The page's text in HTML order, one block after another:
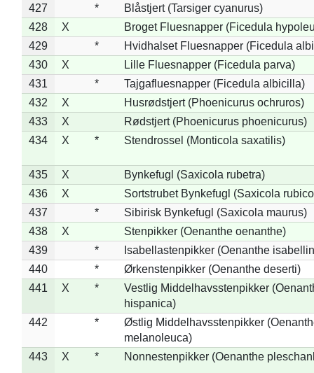
427
*
Blåstjert (Tarsiger cyanurus)
428
X
Broget Fluesnapper (Ficedula
429
*
Hvidhalset Fluesnapper (Ficedula
430
X
Lille Fluesnapper (Ficedula parva)
431
*
Tajgafluesnapper (Ficedula albicilla)
432
X
Husrødstjert (Phoenicurus ochruros)
433
X
Rødstjert (Phoenicurus phoenicurus)
434
X * Stendrossel (Monticola saxatilis)
435 X
Bynkefugl (Saxicola rubetra)
436
X
Sortstrubet Bynkefugl (Saxicola
437
*
Sibirisk Bynkefugl (Saxicola maurus)
438
X
Stenpikker (Oenanthe oenanthe)
439
*
Isabellastenpikker (Oenanthe
440
*
Ørkenstenpikker (Oenanthe deserti)
441
X *
Vestlig Middelhavsstenpikker
hispanica)
442
*
Østlig Middelhavsstenpikker
melanoleuca)
443
X * Nonnestenpikker (Oenanthe